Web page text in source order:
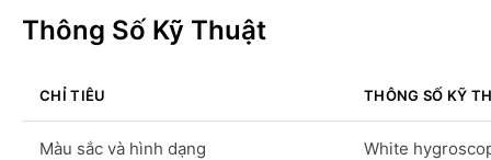
Thông Số Kỹ Thuật
CHỈ TIÊU THÔNG SỐ KỸ
Màu sắc và hình dạng White